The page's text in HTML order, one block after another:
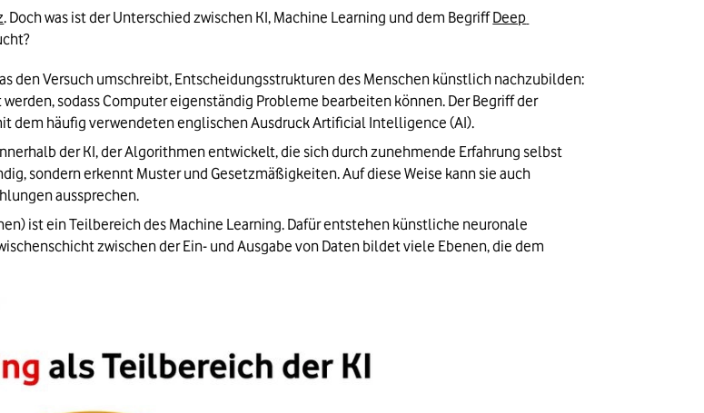
. Doch was ist der Unterschied zwischen KI, Machine Learning und dem Begriff Deep
den Versuch umschreibt, Entscheidungsstrukturen des Menschen künstlich nachzubilden:
sodass Computer eigenständig Probleme bearbeiten können. Der Begriff der
dem häufig verwendeten englischen Ausdruck Artificial Intelligence (AI).
der KI, der Algorithmen entwickelt, die sich durch zunehmende Erfahrung selbst
sondern erkennt Muster und Gesetzmäßigkeiten. Auf diese Weise kann sie auch
aussprechen.
ist ein Teilbereich des Machine Learning. Dafür entstehen künstliche neuronale
zwischen der Ein- und Ausgabe von Daten bildet viele Ebenen, die dem